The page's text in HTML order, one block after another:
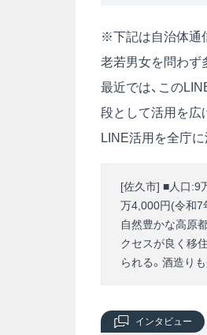
※下記は自治体通
老若男女を問わず
最近では、この
段として活用を広
LINE活用を全庁
[佐久市] ■人口:9
万4,000円(令和7
自然豊かな高原
クセスが良く移
られる。酒造り
インタビュー